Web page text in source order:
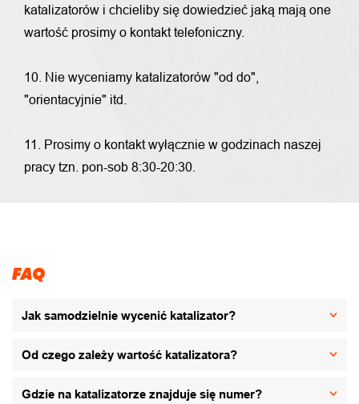
katalizatorów i chcieliby się dowiedzieć jaką mają one
wartość prosimy o kontakt telefoniczny.
10. Nie wyceniamy katalizatorów "od do",
"orientacyjnie" itd.
11. Prosimy o kontakt wyłącznie w godzinach naszej
pracy tzn. pon-sob 8:30-20:30.
FAQ
Jak samodzielnie wycenić katalizator?
Od czego zależy wartość katalizatora?
Gdzie na katalizatorze znajduje się numer?